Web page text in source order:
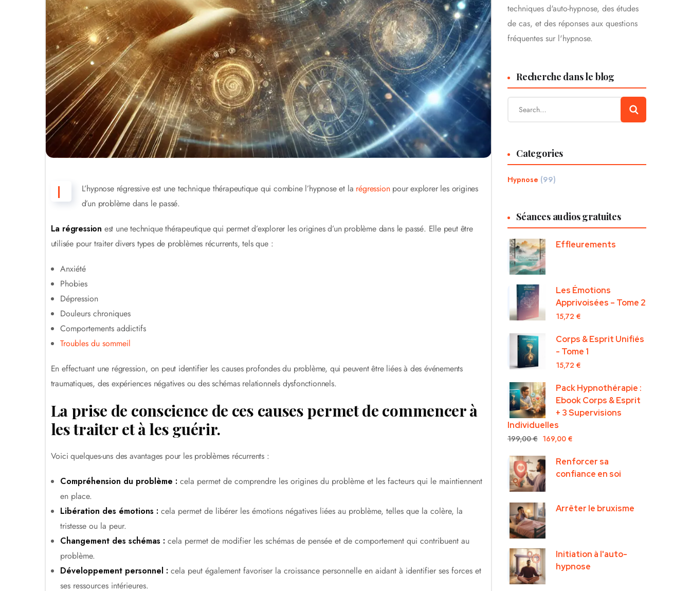
| L’hypnose régressive est une technique thérapeutique qui combine l’hypnose et la régressionpour explorer les origines
d’un problème dans le passé.
La régression est une technique thérapeutique qui permet d’explorer les origines d’un problème dans le passé. Elle peut être
utilisée pour traiter divers types de problèmes récurrents, tels que :
Anxiété
Phobies
Dépression
Douleurs chroniques
Comportements addictifs
Troubles du sommeil
En effectuant une régression, on peut identifier les causes profondes du problème, qui peuvent être liées à des événements
traumatiques, des expériences négatives ou des schémas relationnels dysfonctionnels.
La prise de conscience de ces causes permet de commencer à
les traiter et à les guérir.
Voici quelques-uns des avantages pour les problèmes récurrents :
Compréhension du problème : cela permet de comprendre les origines du problème et les facteurs qui le maintiennent
en place.
Libération des émotions : cela permet de libérer les émotions négatives liées au problème, telles que la colère, la
tristesse ou la peur.
Changement des schémas : cela permet de modifier les schémas de pensée et de comportement qui contribuent au
problème.
Développement personnel : cela peut également favoriser la croissance personnelle en aidant à identifier ses forces et
ses ressources intérieures.
techniques d'auto-hypnose, des études
de cas, et des réponses aux questions
fréquentes sur l'hypnose.
Recherche dans le blog
Categories
Hypnose (99)
Séances audios gratuites
Effleurements
Les Émotions
Apprivoisées – Tome 2
15,72 €
Corps & Esprit Unifiés
- Tome 1
15,72 €
Pack Hypnothérapie :
Ebook Corps & Esprit
+ 3 Supervisions
Individuelles
199,00€ 169,00 €
Renforcer sa
confiance en soi
Arrêter le bruxisme
Initiation à l'auto-
hypnose